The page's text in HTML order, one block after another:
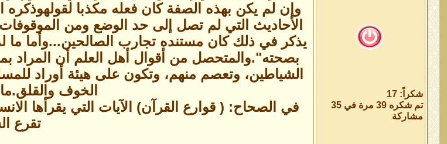
شكراً: 17
تم شكره 39 مرة في 35
مشاركة
وإن لم يكن بهذه الصفة كان فعله مكذبا
الأحاديث التي لم تصل إلى حد الوضع ومن
يذكر في ذلك كان مستنده تجارب الصالحين...وأما ما
بصحته".والمتحصل من أقوال أهل العلم أن المراد
الشياطين، وتعصم منهم، وتكون على هيئة أوراد
الخوف
في الصحاح: ( قوارع القرآن) الآيات التي يقرأها
تقرع